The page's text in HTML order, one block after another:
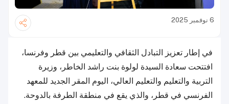
6 نوفمبر 2025
في إطار تعزيز التبادل الثقافي والتعليمي بين قطر وفرنسا،
افتتحت سعادة السيدة لولوة بنت راشد الخاطر، وزيرة
التربية والتعليم والتعليم العالي، اليوم المقر الجديد للمعهد
الفرنسي في قطر، والذي يقع في منطقة الطرفة بالدوحة.